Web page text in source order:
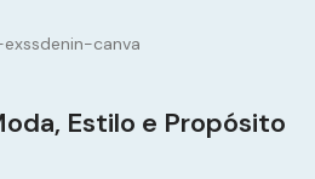
Estilo e Propósito